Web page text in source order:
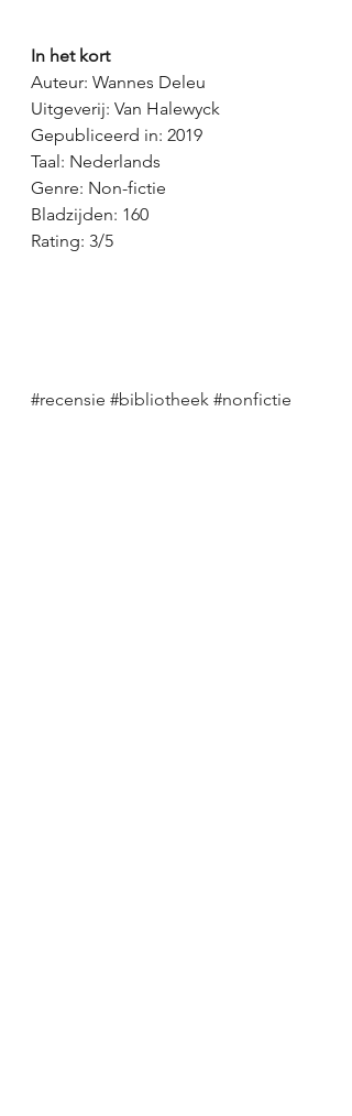
In het kort
Auteur: Wannes Deleu
Uitgeverij: Van Halewyck
Gepubliceerd in: 2019
Taal: Nederlands
Genre: Non-fictie
Bladzijden: 160
Rating: 3/5
#recensie #bibliotheek #nonfictie